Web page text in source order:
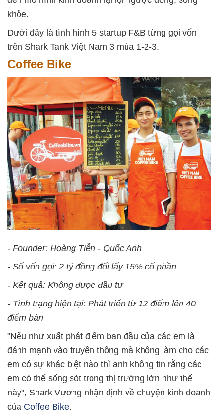
khỏe.
Dưới đây là tình hình 5 startup F&B từng gọi vốn
trên Shark Tank Việt Nam 3 mùa 1-2-3.
Coffee Bike
- Founder: Hoàng Tiễn - Quốc Anh
- Số vốn gọi: 2 tỷ đồng đổi lấy 15% cổ phần
- Kết quả: Không được đầu tư
- Tình trạng hiện tại: Phát triển từ 12 điểm lên 40
điểm bán
"Nếu như xuất phát điểm ban đầu của các em là
đánh mạnh vào truyền thông mà không làm cho các
em có sự khác biệt nào thì anh không tin rằng các
em có thể sống sót trong thị trường lớn như thế
này", Shark Vương nhận định về chuyện kinh doanh
của Coffee Bike.